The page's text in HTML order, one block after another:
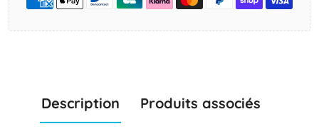
Description Produits associés